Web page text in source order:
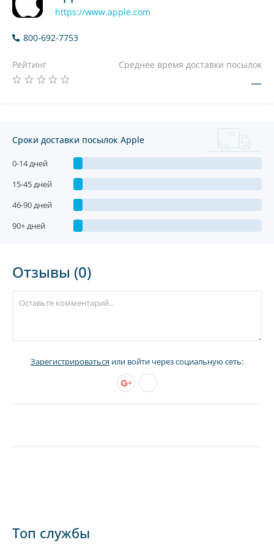
https://www.apple.com
800-692-7753
Рейтинг Среднее время доставки посылок
—
Сроки доставки посылок Apple
0-14 дней
15-45 дней
46-90 дней
90+ дней
Отзывы (0)
Зарегистрироваться или войти через социальную сеть:
Топ службы